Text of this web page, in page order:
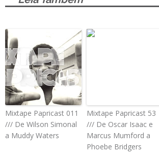
Mixtape Papricast 011
/// De Wilson Simonal
a Muddy Waters
Mixtape Papricast 53
/// De Oscar Isaac e
Marcus Mumford a
Phoebe Bridgers